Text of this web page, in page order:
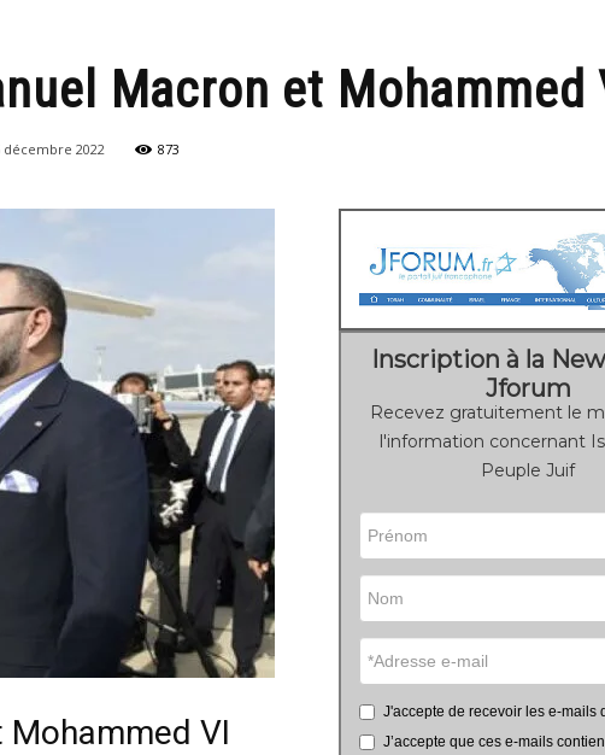
Macron et Mohammed
décembre 2022 873
VI
Inscription à la
Jforum
Recevez gratuitement le
l'information concernant
Peuple Juif
J'accepte de recevoir les e-mails
J’accepte que ces e-mails